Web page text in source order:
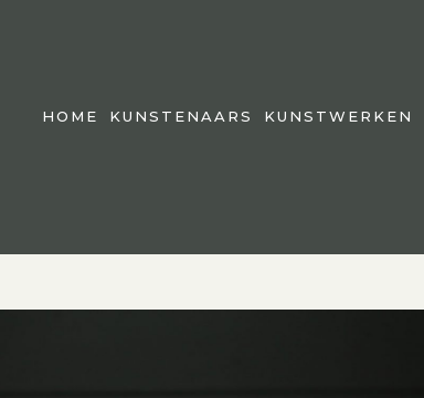
HOME KUNSTENAARS KUNSTWERKEN